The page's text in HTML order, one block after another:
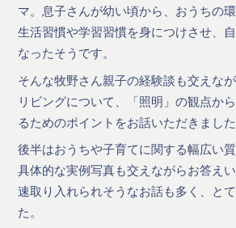
マ。息子さんが幼い頃から、おうちの
生活習慣や学習習慣を身につけさせ、
なったそうです。
そんな牧野さん親子の経験談も交えな
リビングについて、「照明」の観点か
るためのポイントをお話いただきました
後半はおうちや子育てに関する幅広い質
具体的な実例写真も交えながらお答え
速取り入れられそうなお話も多く、と
た。